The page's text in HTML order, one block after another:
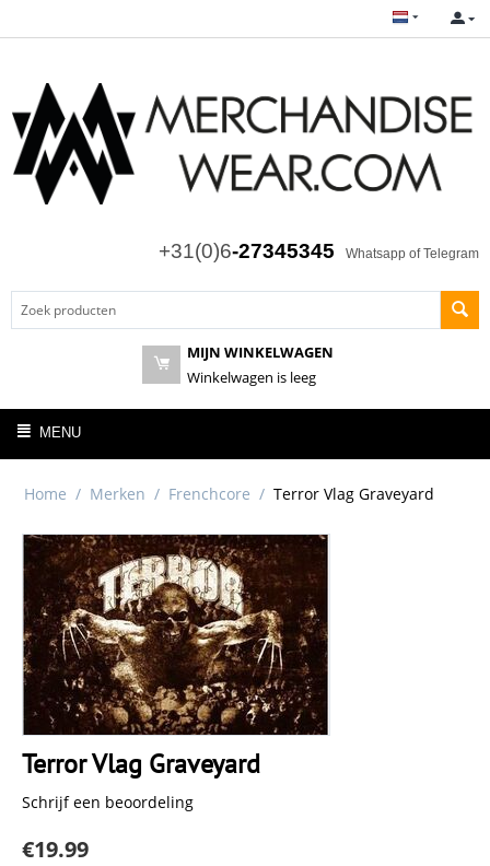
+31(0)6-27345345 Whatsapp of Telegram
MIJN WINKELWAGEN
Winkelwagen is leeg
MENU
Home / Merken / Frenchcore / Terror Vlag Graveyard
Terror Vlag Graveyard
Schrijf een beoordeling
€19.99